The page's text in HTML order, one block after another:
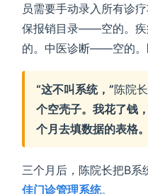
员需要手动录入所有诊
保报销目录——空的。
的。中医诊断——空的
“这不叫系统，”陈院
个空壳子。我花了钱
个月去填数据的表格
三个月后，陈院长把B系
佳门诊管理系统。